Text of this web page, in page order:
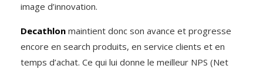
image d’innovation.
Decathlon maintient donc son avance et progresse
encore en search produits, en service clients et en
temps d’achat. Ce qui lui donne le meilleur NPS (Net